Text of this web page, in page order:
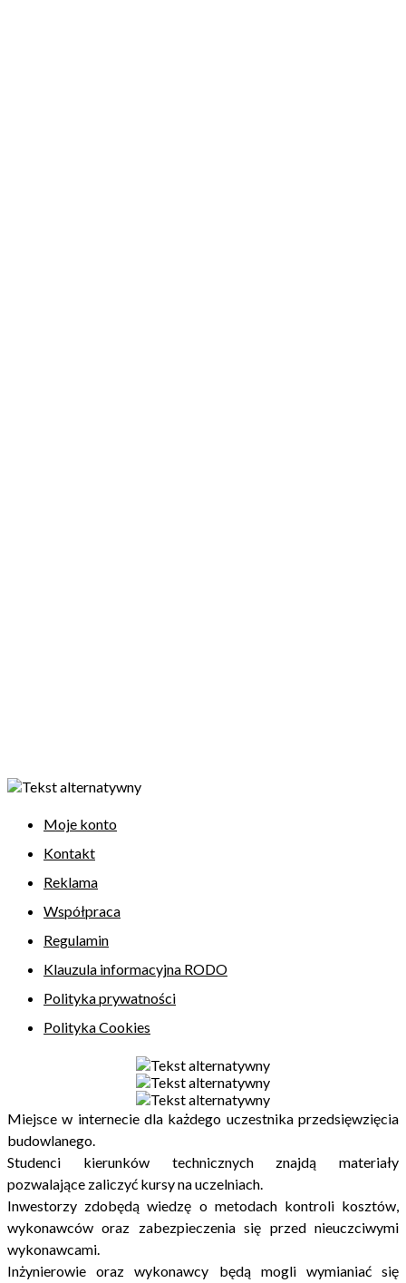
Moje konto
Kontakt
Reklama
Współpraca
Regulamin
Klauzula informacyjna RODO
Polityka prywatności
Polityka Cookies
Miejsce w internecie dla każdego uczestnika przedsięwzięcia
budowlanego.
Studenci kierunków technicznych znajdą materiały
pozwalające zaliczyć kursy na uczelniach.
Inwestorzy zdobędą wiedzę o metodach kontroli kosztów,
wykonawców oraz zabezpieczenia się przed nieuczciwymi
wykonawcami.
Inżynierowie oraz wykonawcy będą mogli wymianiać się